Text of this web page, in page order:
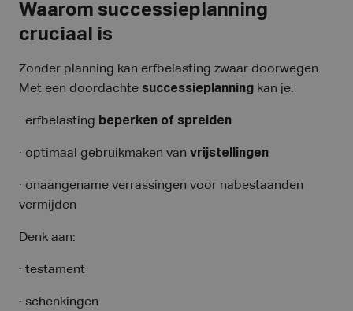
Waarom successieplanning
cruciaal is
Zonder planning kan erfbelasting zwaar doorwegen.
Met een doordachte successieplanning kan je:
· erfbelasting beperken of spreiden
· optimaal gebruikmaken van vrijstellingen
· onaangename verrassingen voor nabestaanden
vermijden
Denk aan:
· testament
· schenkingen